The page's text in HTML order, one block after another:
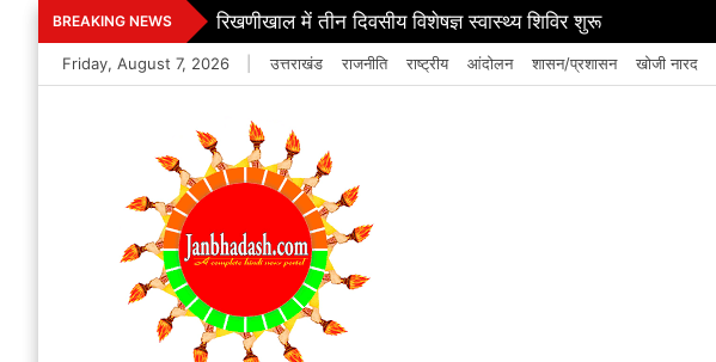
Skip
to
content
BREAKING NEWS रिखणीखाल में तीन दिवसीय विशेषज्ञ स्वास्थ्य शिविर शुरू
Friday, August 7, 2026 उत्तराखंड राजनीति राष्ट्रीय आंदोलन शासन/प्रशासन खोजी नारद